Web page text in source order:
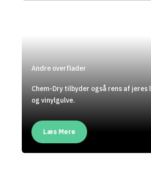
Andre overflader
Chem-Dry tilbyder også rens af jeres
og vinylgulve.
Læs Mere